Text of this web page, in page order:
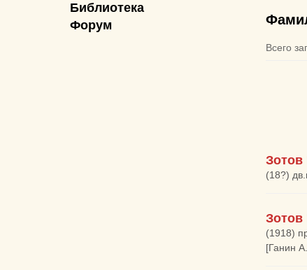
Библиотека
Форум
Всего
Зотов
(18?)
Зотов
(1918)
[Ганин